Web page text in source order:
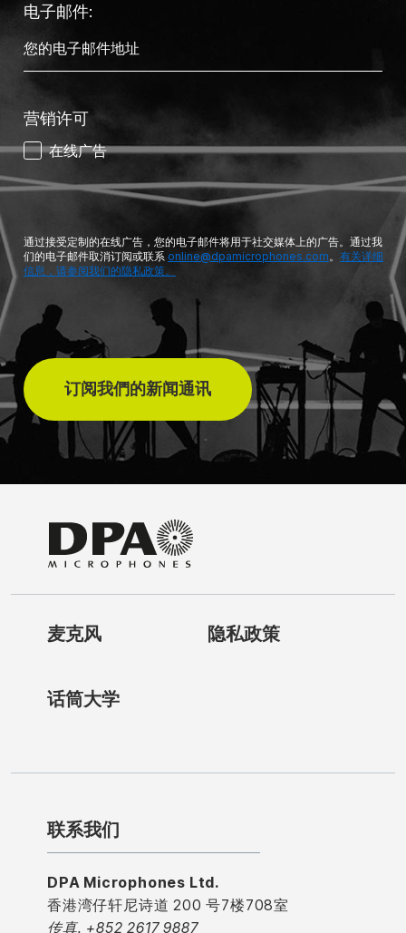
电子邮件:
营销许可
在线广告
通过接受定制的在线广告，您的电子邮件将用于社交媒体上的广告。通过我
们的电子邮件取消订阅或联系 online@dpamicrophones.com 。 有关详细
信息，请参阅我们的隐私政策。
订阅我們的新闻通讯
麦克风 隐私政策
话筒大学
联系我们
DPA Microphones Ltd.
香港湾仔轩尼诗道 200 号7楼708室
传真. +852 2617 9887